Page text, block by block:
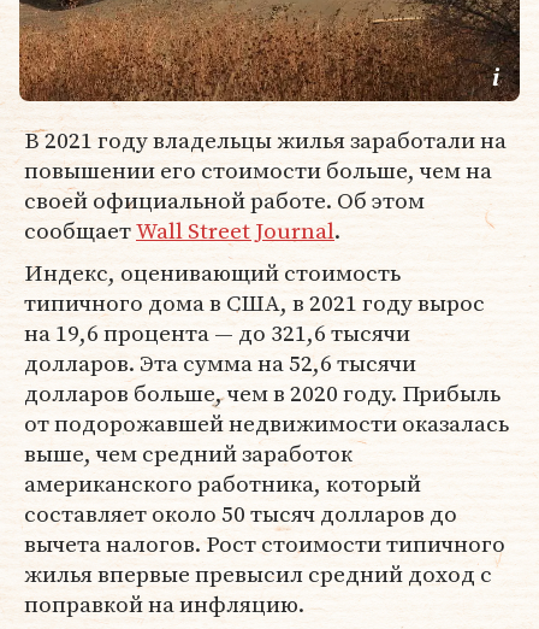
В 2021 году владельцы жилья заработали на
повышении его стоимости больше, чем на
своей официальной работе. Об этом
сообщаетWall Street Journal.
Индекс, оценивающий стоимость
типичного дома в США, в 2021 году вырос
на 19,6 процента — до 321,6 тысячи
долларов. Эта сумма на 52,6 тысячи
долларов больше, чем в 2020 году. Прибыль
от подорожавшей недвижимости оказалась
выше, чем средний заработок
американского работника, который
составляет около 50 тысяч долларов до
вычета налогов. Рост стоимости типичного
жилья впервые превысил средний доход с
поправкой на инфляцию.